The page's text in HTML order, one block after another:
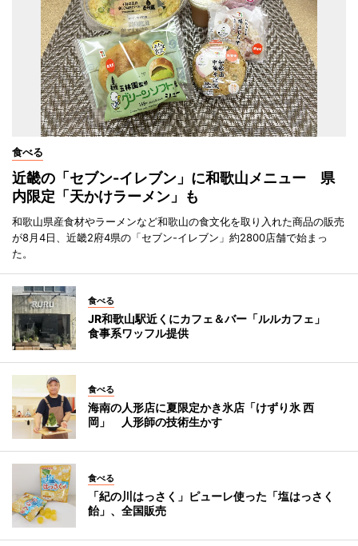
食べる
近畿の「セブン-イレブン」に和歌山メニュー 県
内限定「天かけラーメン」も
和歌山県産食材やラーメンなど和歌山の食文化を取り入れた商品の販売
が8月4日、近畿2府4県の「セブン-イレブン」約2800店舗で始まっ
た。
食べる
JR和歌山駅近くにカフェ＆バー「ルルカフェ」
食事系ワッフル提供
食べる
海南の人形店に夏限定かき氷店「けずり氷 西
岡」 人形師の技術生かす
食べる
「紀の川はっさく」ピューレ使った「塩はっさく
飴」、全国販売